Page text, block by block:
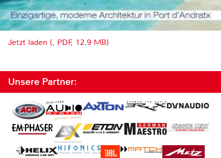
Jetzt laden (, PDF, 12.9 MB)
Unsere Partner: